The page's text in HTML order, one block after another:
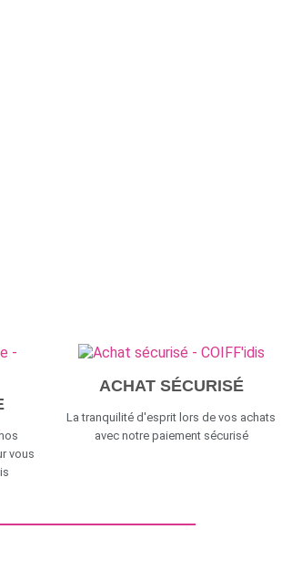
vous
ACHAT SÉCURISÉ
La tranquilité d'esprit lors de vos achats
avec notre paiement sécurisé